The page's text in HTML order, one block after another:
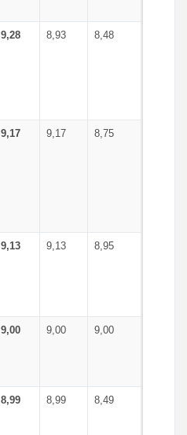
9,28 8,93 8,48
9,17 9,17 8,75
9,13 9,13 8,95
9,00 9,00 9,00
8,99 8,99 8,49